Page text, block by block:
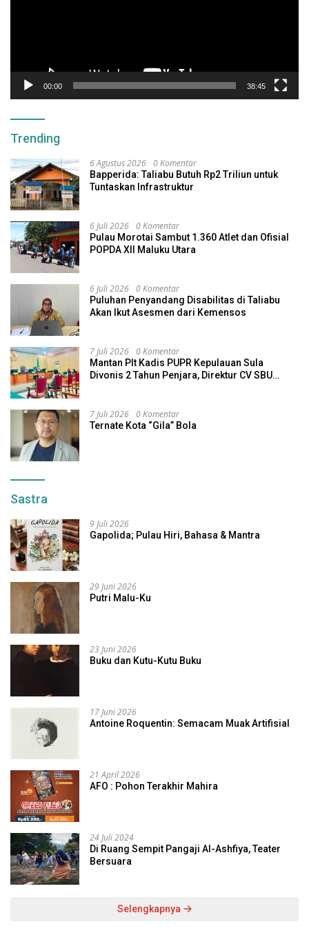
00:00 38:45
Trending
6 Agustus 2026 0 Komentar
Bapperida: Taliabu Butuh Rp2 Triliun untuk
Tuntaskan Infrastruktur
6 Juli 2026 0 Komentar
Pulau Morotai Sambut 1.360 Atlet dan Ofisial
POPDA XII Maluku Utara
6 Juli 2026 0 Komentar
Puluhan Penyandang Disabilitas di Taliabu
Akan Ikut Asesmen dari Kemensos
7 Juli 2026 0 Komentar
Mantan Plt Kadis PUPR Kepulauan Sula
Divonis 2 Tahun Penjara, Direktur CV SBU
7 Juli 2026 0 Komentar
Ternate Kota “Gila” Bola
Sastra
9 Juli 2026
Gapolida; Pulau Hiri, Bahasa & Mantra
29 Juni 2026
Putri Malu-Ku
23 Juni 2026
Buku dan Kutu-Kutu Buku
17 Juni 2026
Antoine Roquentin: Semacam Muak Artifisial
21 April 2026
AFO : Pohon Terakhir Mahira
24 Juli 2024
Di Ruang Sempit Pangaji Al-Ashfiya, Teater
Bersuara
Selengkapnya